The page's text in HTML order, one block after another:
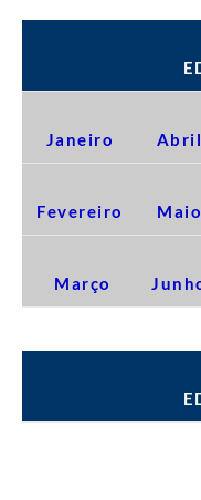
Janeiro Abril
Fevereiro Maio
Março